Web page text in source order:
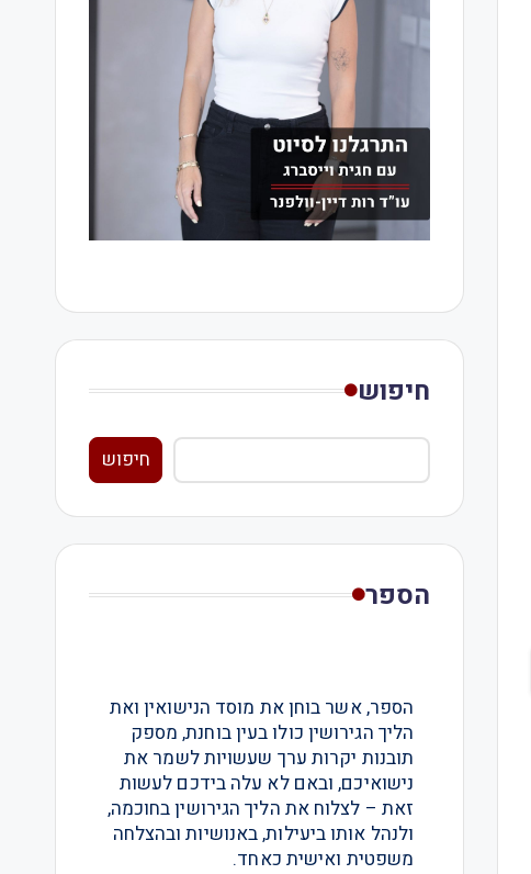
חיפוש
חיפוש
הספר
הספר, אשר בוחן את מוסד הנישואין ואת
הליך הגירושין כולו בעין בוחנת, מספק
תובנות יקרות ערך שעשויות לשמר את
נישואיכם, ובאם לא עלה בידכם לעשות
זאת – לצלוח את הליך הגירושין בחוכמה,
ולנהל אותו ביעילות, באנושיות ובהצלחה
משפטית ואישית כאחד.